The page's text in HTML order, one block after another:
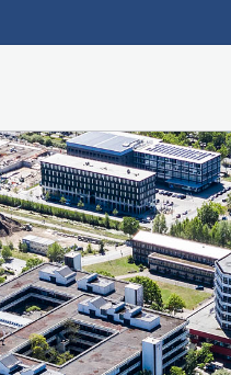
Hauptnavigation